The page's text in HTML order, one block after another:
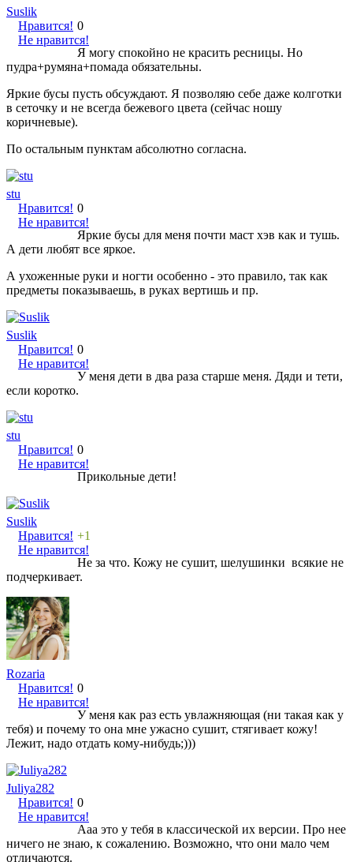
Suslik
Нравится!
Не нравится!
0
Я могу спокойно не красить ресницы. Но
пудра+румяна+помада обязательны.
Яркие бусы пусть обсуждают. Я позволяю себе даже колготки
в сеточку и не всегда бежевого цвета (сейчас ношу
коричневые).
По остальным пунктам абсолютно согласна.
stu
Нравится!
Не нравится!
0
Яркие бусы для меня почти маст хэв как и тушь.
А дети любят все яркое.
А ухоженные руки и ногти особенно - это правило, так как
предметы показываешь, в руках вертишь и пр.
Suslik
Нравится!
Не нравится!
0
У меня дети в два раза старше меня. Дяди и тети,
если коротко.
stu
Нравится!
Не нравится!
0
Прикольные дети!
Suslik
Нравится!
Не нравится!
+1
Не за что. Кожу не сушит, шелушинки всякие не
подчеркивает.
Rozaria
Нравится!
Не нравится!
0
У меня как раз есть увлажняющая (ни такая как у
тебя) и почему то она мне ужасно сушит, стягивает кожу!
Лежит, надо отдать кому-нибудь;)))
Juliya282
Нравится!
Не нравится!
0
Ааа это у тебя в классической их версии. Про нее
ничего не знаю, к сожалению. Возможно, что они мало чем
отличаются.